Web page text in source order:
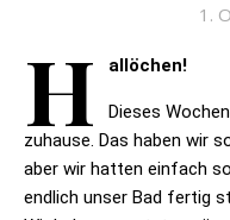
1.
H allöchen!
Dieses
zuhause. Das haben wir
aber wir hatten einfach
endlich unser Bad fertig